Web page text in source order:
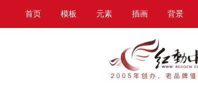
首页 模板 元素 插画 背景